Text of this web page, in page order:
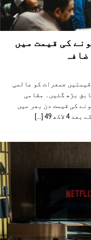
کی قیمت میں
جمعرات کو عالمی
بڑھ گئیں۔ مقامی
کی قیمت دن بھر میں
[...]